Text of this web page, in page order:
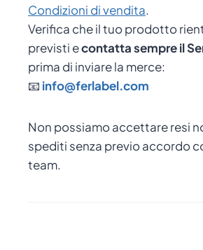
Condizioni di vendita.
Verifica che il tuo prodotto
previsti econtatta sempre il
prima di inviare la merce:
📧 info@ferlabel.com
Non possiamo accettare resi
spediti senza previo accordo
team.